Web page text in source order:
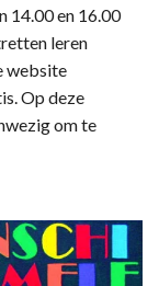
14.00 en 16.00
leren
website
Op deze
om te